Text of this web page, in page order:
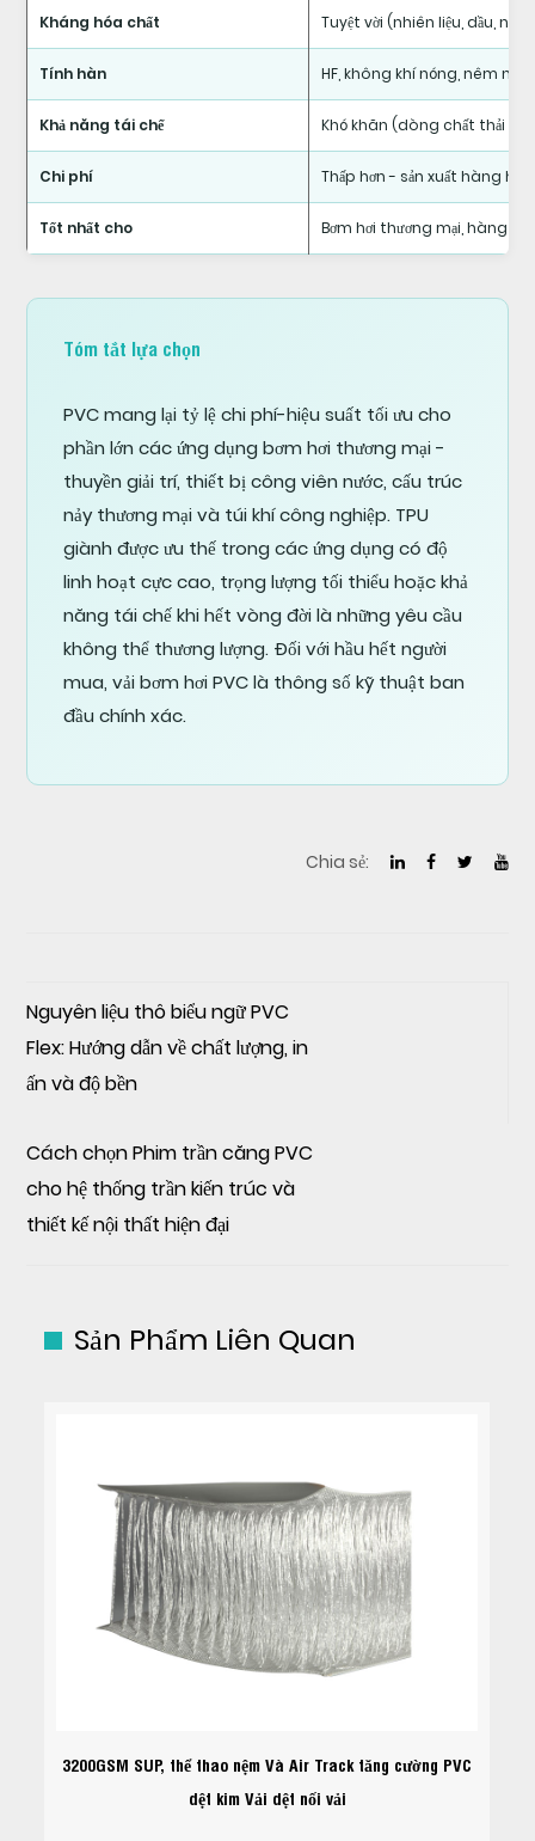
Kháng hóa chất Tuyệt vời (nhiên liệu, dầu,
Tính hàn HF, không khí nóng, nêm
Khả năng tái chế Khó khăn (dòng chất thải
Chi phí Thấp hơn - sản xuất hàng hóa
Tốt nhất cho Bơm hơi thương mại, hàng
Tóm tắt lựa chọn
PVC mang lại tỷ lệ chi phí-hiệu suất tối ưu cho
phần lớn các ứng dụng bơm hơi thương mại -
thuyền giải trí, thiết bị công viên nước, cấu trúc
nảy thương mại và túi khí công nghiệp. TPU
giành được ưu thế trong các ứng dụng có độ
linh hoạt cực cao, trọng lượng tối thiểu hoặc khả
năng tái chế khi hết vòng đời là những yêu cầu
không thể thương lượng. Đối với hầu hết người
mua, vải bơm hơi PVC là thông số kỹ thuật ban
đầu chính xác.
Chia sẻ:
Nguyên liệu thô biểu ngữ PVC
Flex: Hướng dẫn về chất lượng, in
ấn và độ bền
Cách chọn Phim trần căng PVC
cho hệ thống trần kiến trúc và
thiết kế nội thất hiện đại
Sản Phẩm Liên Quan
3200GSM SUP, thể thao nệm Và Air Track tăng cường PVC
dệt kim Vải dệt nối vải